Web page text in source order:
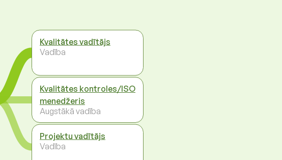
Kvalitātes vadītājs
Vadība
Kvalitātes kontroles/ISO
menedžeris
Augstākā vadība
Projektu vadītājs
Vadība